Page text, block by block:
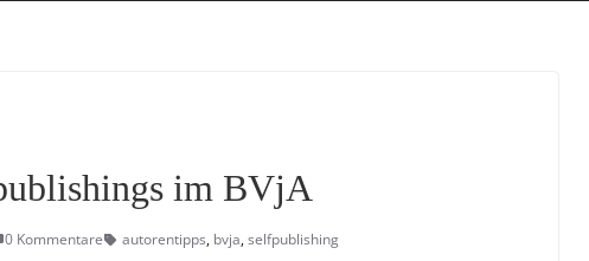
im BVjA
0 Kommentare autorentipps, bvja,selfpublishing